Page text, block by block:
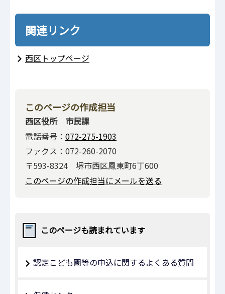
関連リンク
西区トップページ
このページの作成担当
西区役所 市民課
電話番号： 072-275-1903
ファクス：072-260-2070
〒593-8324 堺市西区鳳東町6丁600
このページの作成担当にメールを送る
このページも読まれています
認定こども園等の申込に関するよくある質問